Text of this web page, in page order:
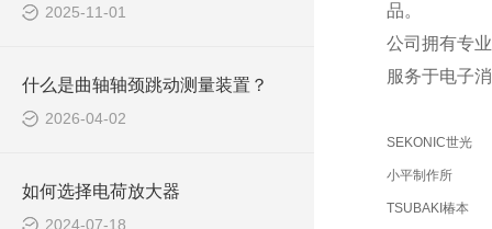
2025-11-01
什么是曲轴轴颈跳动测量装置？
2026-04-02
如何选择电荷放大器
2024-07-18
品。
公司拥有专
服务于电子
SEKONIC世光
小平制作所
TSUBAKI椿本